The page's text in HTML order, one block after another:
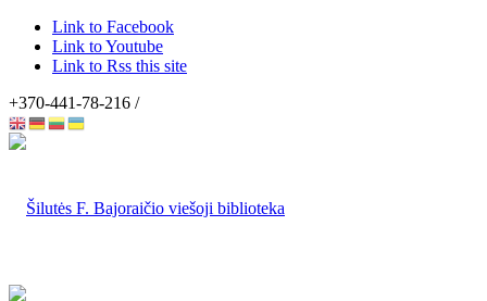
Link to Facebook
Link to Youtube
Link to Rss this site
+370-441-78-216 /